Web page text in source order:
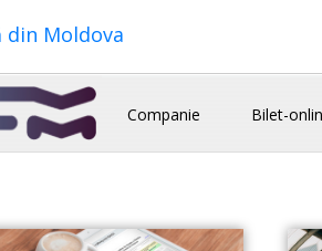
din Moldova
Companie Bilet-